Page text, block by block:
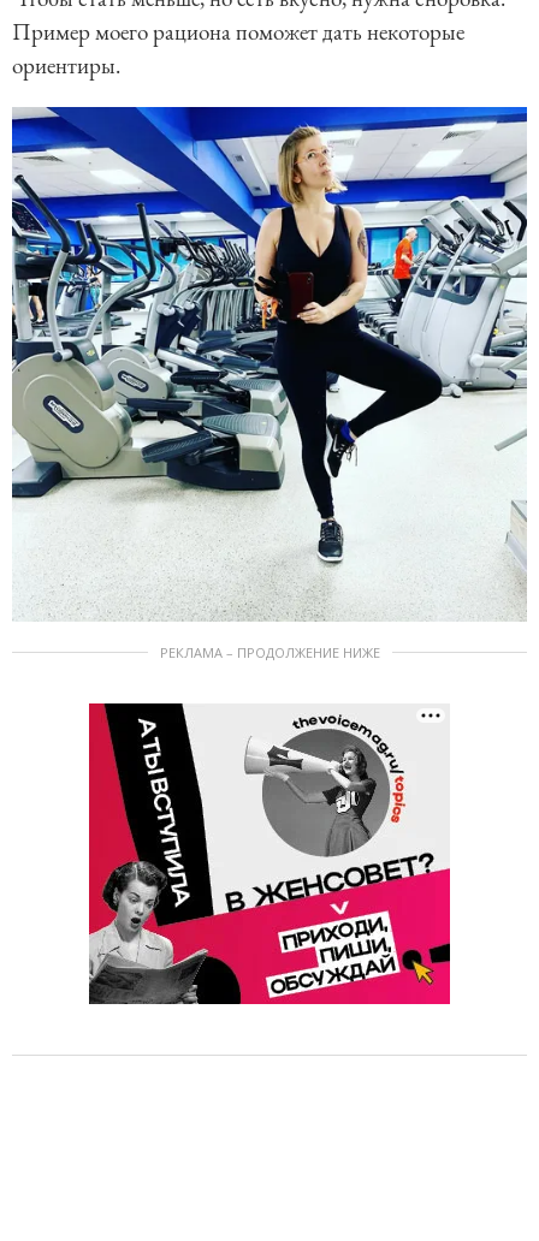
Пример моего рациона поможет дать некоторые
ориентиры.
РЕКЛАМА – ПРОДОЛЖЕНИЕ НИЖЕ